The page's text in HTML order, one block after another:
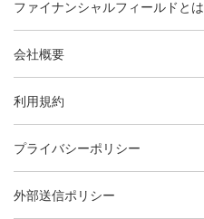
ファイナンシャルフィールドとは
会社概要
利用規約
プライバシーポリシー
外部送信ポリシー